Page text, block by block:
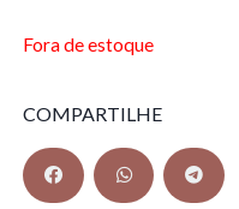
Fora de estoque
COMPARTILHE